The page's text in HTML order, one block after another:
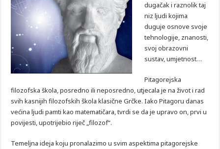
dugačak i raznolik taj
niz ljudi kojima
duguje osnove svoje
tehnologije, znanosti,
svoj obrazovni
sustav, umjetnost…
Pitagorejska
filozofska škola, posredno ili neposredno, utjecala je na život i rad
svih kasnijih filozofskih škola klasične Grčke. Iako Pitagoru danas
većina ljudi pamti kao matematičara, tvrdi se da je upravo on, prvi u
povijesti, upotrijebio riječ „filozof“.
Temeljna ideja koju pronalazimo u svim aspektima pitagorejske